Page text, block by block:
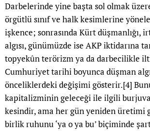
Darbelerinde yine başta sol olmak
örgütlü sınıf ve halk kesimlerine
işkence; sonrasında Kürt düşmanlığı,
algısı, günümüzde ise AKP iktidarına
topyekûn terörizm ya da darbecilikle
Cumhuriyet tarihi boyunca düşman
önceliklerdeki değişimi gösterir.[4]
kapitalizminin geleceği ile ilgili
kesindir, ama her gün yeniden üretimi
birlik ruhunu ‘ya o ya bu’ biçiminde